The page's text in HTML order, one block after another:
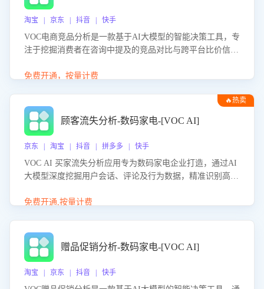
淘宝 | 京东 | 抖音 | 快手
VOC电商竞品分析是一款基于AI大模型的智能决策工具，专
注于挖掘消费者在咨询中提及的竞品对比与跨平台比价信
商品信息，进行多维度交叉对比，并分析消费者的比价行
企业优化营销话术、突出产品与服务优势，有效提升咨询转
化率，避免陷入单纯价格竞争，实现精准扬长避短。
免费开通，按量计费
🔥热卖
顾客流失分析-数码家电-[VOC AI]
京东 | 淘宝 | 抖音 | 拼多多 | 快手
VOC AI 买家流失分析应用专为数码家电企业打造，通过AI
大模型深度挖掘用户会话、评论及行为数据，精准识别高流
应延迟、竞品价格冲击等。系统自动输出可落地的挽回策
免费开通,按量计费
赠品促销分析-数码家电-[VOC AI]
淘宝 | 京东 | 抖音 | 快手